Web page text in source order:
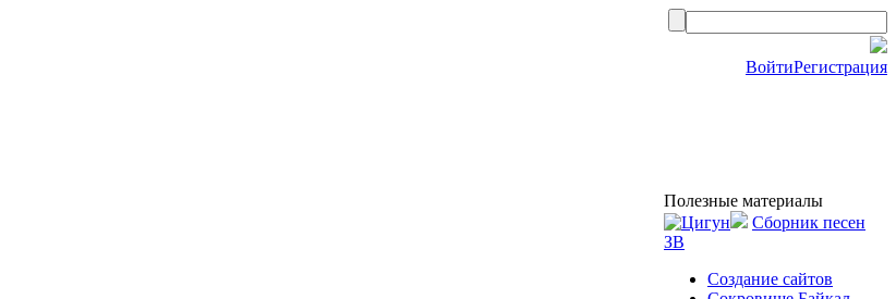
ВойтиРегистрация
Полезные материалы
Сборник песен
ЗВ
Создание сайтов